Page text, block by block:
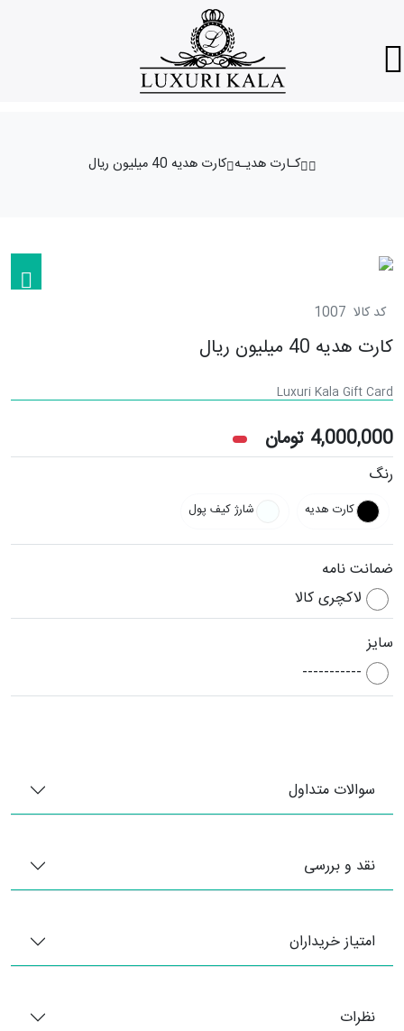
کـارت هدیـه کارت هدیه 40 میلیون ریال
کد کالا 1007
کارت هدیه 40 میلیون ریال
Luxuri Kala Gift Card
4,000,000 تومان
رنگ
کارت هدیه شارژ کیف پول
ضمانت نامه
لاکچری کالا
سایز
-----------
سوالات متداول
نقد و بررسی
امتیاز خریداران
نظرات